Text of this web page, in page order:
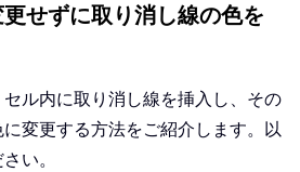
せずに取り消し線の色を
ル内に取り消し線を挿入し、その
変更する方法をご紹介します。以
い。